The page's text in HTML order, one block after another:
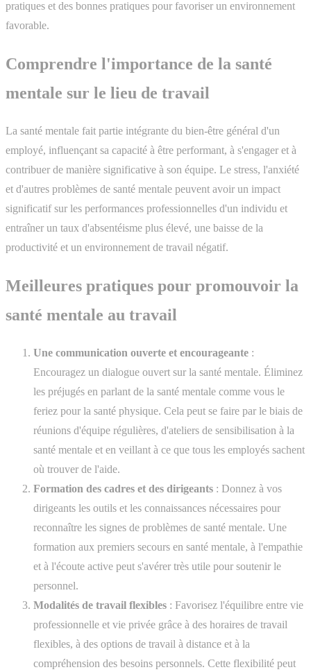
pratiques et des bonnes pratiques pour favoriser un environnement
favorable.
Comprendre l'importance de la santé
mentale sur le lieu de travail
La santé mentale fait partie intégrante du bien-être général d'un
employé, influençant sa capacité à être performant, à s'engager et à
contribuer de manière significative à son équipe. Le stress, l'anxiété
et d'autres problèmes de santé mentale peuvent avoir un impact
significatif sur les performances professionnelles d'un individu et
entraîner un taux d'absentéisme plus élevé, une baisse de la
productivité et un environnement de travail négatif.
Meilleures pratiques pour promouvoir la
santé mentale au travail
Une communication ouverte et encourageante :
Encouragez un dialogue ouvert sur la santé mentale. Éliminez
les préjugés en parlant de la santé mentale comme vous le
feriez pour la santé physique. Cela peut se faire par le biais de
réunions d'équipe régulières, d'ateliers de sensibilisation à la
santé mentale et en veillant à ce que tous les employés sachent
où trouver de l'aide.
Formation des cadres et des dirigeants : Donnez à vos
dirigeants les outils et les connaissances nécessaires pour
reconnaître les signes de problèmes de santé mentale. Une
formation aux premiers secours en santé mentale, à l'empathie
et à l'écoute active peut s'avérer très utile pour soutenir le
personnel.
Modalités de travail flexibles : Favorisez l'équilibre entre vie
professionnelle et vie privée grâce à des horaires de travail
flexibles, à des options de travail à distance et à la
compréhension des besoins personnels. Cette flexibilité peut